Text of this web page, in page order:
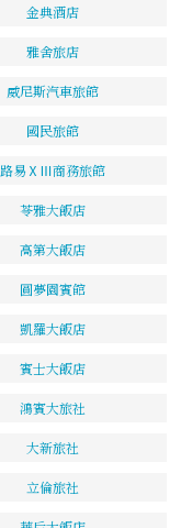
金典酒店
雅舍旅店
威尼斯汽車旅館
國民旅館
路易ⅩⅢ商務旅館
苓雅大飯店
高第大飯店
圓夢園賓館
凱羅大飯店
賓士大飯店
鴻賓大旅社
大新旅社
立倫旅社